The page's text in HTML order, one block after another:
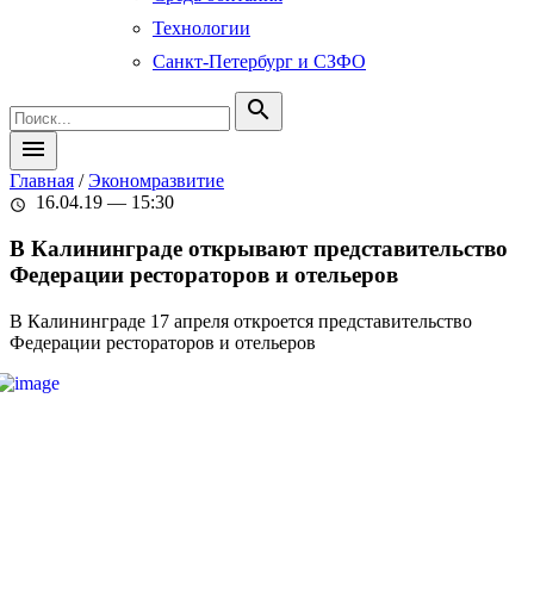
Технологии
Санкт-Петербург и СЗФО
search
menu
Главная /Экономразвитие
schedule 16.04.19 — 15:30
В Калининграде открывают представительство
Федерации рестораторов и отельеров
В Калининграде 17 апреля откроется представительство
Федерации рестораторов и отельеров